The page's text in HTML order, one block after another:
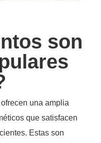
son
una amplia
que satisfacen
Estas son